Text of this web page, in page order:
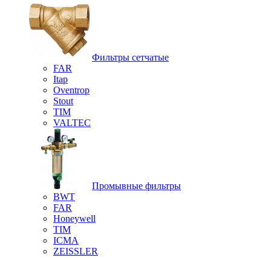
Фильтры сетчатые
FAR
Itap
Oventrop
Stout
TIM
VALTEC
Промывные фильтры
BWT
FAR
Honeywell
TIM
ICMA
ZEISSLER